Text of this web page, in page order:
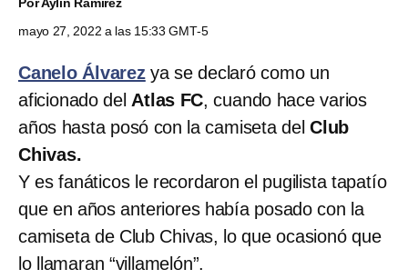
mayo 27, 2022 a las 15:33 GMT-5
Canelo Álvarezya se declaró como un
aficionado del Atlas FC, cuando hace varios
años hasta posó con la camiseta del Club
Chivas.
Y es fanáticos le recordaron el pugilista tapatío
que en años anteriores había posado con la
camiseta de Club Chivas, lo que ocasionó que
lo llamaran “villamelón”.